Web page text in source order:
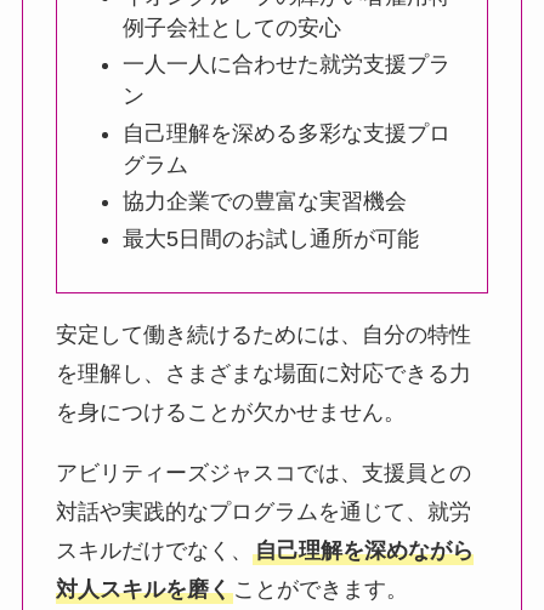
例子会社としての安心
一人一人に合わせた就労支援プラ
ン
自己理解を深める多彩な支援プロ
グラム
協力企業での豊富な実習機会
最大5日間のお試し通所が可能
安定して働き続けるためには、自分の特性
を理解し、さまざまな場面に対応できる力
を身につけることが欠かせません。
アビリティーズジャスコでは、支援員との
対話や実践的なプログラムを通じて、就労
スキルだけでなく、 自己理解を深めながら
対人スキルを磨くことができます。